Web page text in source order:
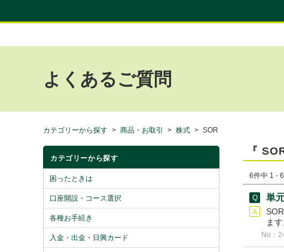
よくあるご質問
カテゴリーから探す > 商品・お取引 > 株式 > SOR
カテゴリーから探す
困ったときは
口座開設・コース選択
各種お手続き
入金・出金・日興カード
『
6件中 1 -
単
ま
No：